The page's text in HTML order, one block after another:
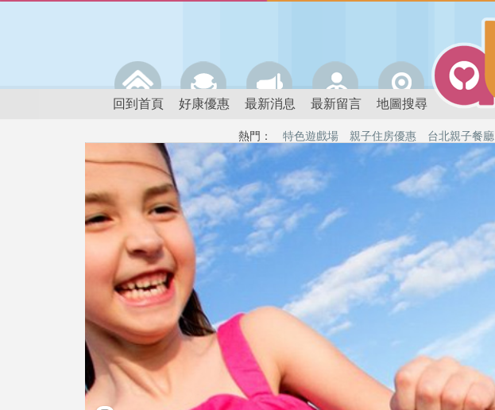
回到首頁 好康優惠 最新消息 最新留言 地圖搜尋
熱門： 特色遊戲場 親子住房優惠 台北親子餐廳